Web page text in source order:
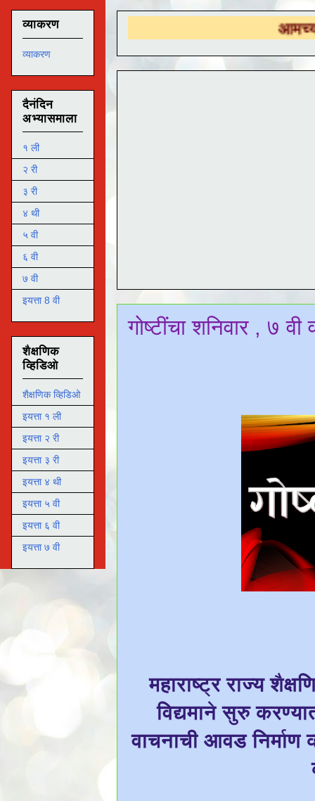
DS
गोष्टींचा शनिवार , ७
महाराष्ट्र राज्य
विद्यमाने सुरु
वाचनाची आवड निर्माण
व्याकरण
व्याकरण
दैनंदिन
अभ्यासमाला
१ ली
२ री
३ री
४ थी
५ वी
६ वी
७ वी
इयत्ता 8 वी
शैक्षणिक
व्हिडिओ
शैक्षणिक व्हिडिओ
इयत्ता १ ली
इयत्ता २ री
इयत्ता ३ री
इयत्ता ४ थी
इयत्ता ५ वी
इयत्ता ६ वी
इयत्ता ७ वी